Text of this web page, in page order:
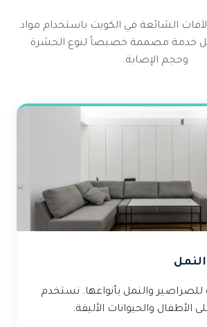
الشائعة في الكويت باستخدام مواد
خدمة مصممة خصيصاً لنوع الحشرة
وحجم الإصابة.
والنمل بأنواعها. نستخدم
الأطفال والحيوانات الأليفة.